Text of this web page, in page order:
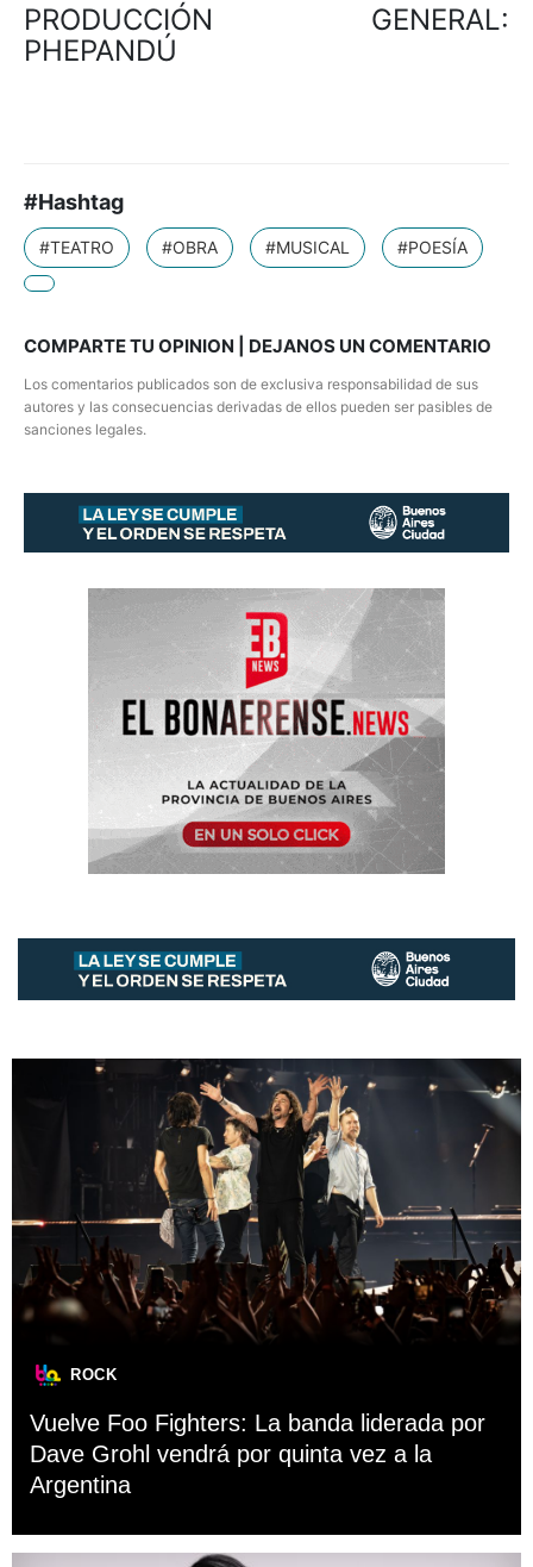
PRODUCCIÓN GENERAL:
PHEPANDÚ
#Hashtag
#TEATRO #OBRA #MUSICAL #POESÍA
COMPARTE TU OPINION | DEJANOS UN COMENTARIO
Los comentarios publicados son de exclusiva responsabilidad de sus
autores y las consecuencias derivadas de ellos pueden ser pasibles de
sanciones legales.
ROCK
Vuelve Foo Fighters: La banda liderada por
Dave Grohl vendrá por quinta vez a la
Argentina